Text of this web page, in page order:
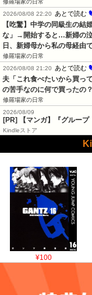
修羅場家の日常
2026/08/08 22:20
あとで読む
【吃驚】中学の同級生の
な」→開始すると…新婦の
日、新婦母から私の母経由
修羅場家の日常
2026/08/08 21:20
あとで読む
夫「これ食べたいから買っ
の苦手なのに何で買った
修羅場家の日常
2026/08/09
[PR] 【マンガ】『グループ
Kindleストア
¥100